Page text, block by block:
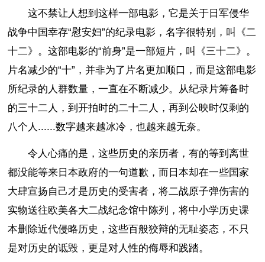
这不禁让人想到这样一部电影，它是关于日军侵华
战争中国幸存“慰安妇”的纪录电影，名字很特别，叫《二
十二》。这部电影的“前身”是一部短片，叫《三十二》。
片名减少的“十”，并非为了片名更加顺口，而是这部电影
所纪录的人群数量，一直在不断减少。从纪录片筹备时
的三十二人，到开拍时的二十二人，再到公映时仅剩的
八个人......数字越来越冰冷，也越来越无奈。
令人心痛的是，这些历史的亲历者，有的等到离世
都没能等来日本政府的一句道歉，而日本却在一些国家
大肆宣扬自己才是历史的受害者，将二战原子弹伤害的
实物送往欧美各大二战纪念馆中陈列，将中小学历史课
本删除近代侵略历史，这些百般狡辩的无耻姿态，不只
是对历史的诋毁，更是对人性的侮辱和践踏。